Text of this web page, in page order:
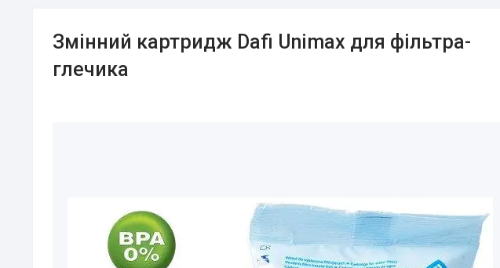
Змінний картридж Dafi Unimax для фільтра-
глечика